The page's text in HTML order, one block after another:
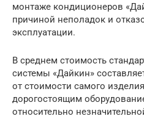
монтаже кондиционеров
причиной неполадок и
эксплуатации.
В среднем стоимость
системы «Дайкин»
от стоимости самого
дорогостоящим
относительно